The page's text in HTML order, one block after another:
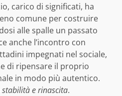
carico di significati, ha
comune per costruire
alle spalle un passato
anche l’incontro con
impegnati nel sociale,
di ripensare il proprio
in modo più autentico.
e rinascita.